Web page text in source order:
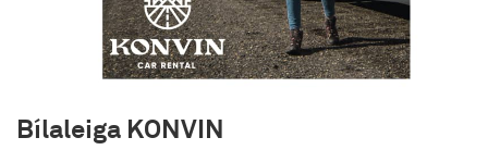
hjá Bílaleigu Akureyrar er mikilvægt að starfsemi
fyrirtækisins sé í sátt við samfélagið og
umhverfið í heild. Við vinnum því að stöðugum
Akureyrar stuðlar að aukinni umhverfisvitund
Bílaleiga KONVIN